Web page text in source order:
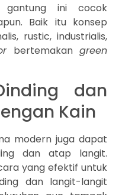
gantung ini cocok
Baik itu konsep
rustic, industrialis,
bertemakan green
dan
Kain
modern juga dapat
dan atap langit.
yang efektif untuk
dan langit-langit